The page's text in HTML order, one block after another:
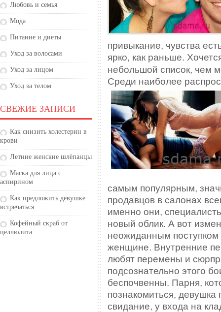
Любовь и семья
Мода
Питание и диеты
Уход за волосами
Уход за лицом
Уход за телом
СВЕЖИЕ ЗАПИСИ
Как снизить холестерин в
крови
Летние женские шлёпанцы
Маска для лица с
аспирином
Как предложить девушке
встречаться
Кофейный скраб от
целлюлита
привыкание, чувства
ярко, как раньше.
небольшой список, чем
Среди наиболее
самым популярным,
продавцов в салонах
именно они,
новый облик. А вот
неожиданным поступком
женщине. Внутренние
любят перемены и
подсознательно этого
беспочвенны. Парня,
познакомиться, девушка
свидание, у входа на